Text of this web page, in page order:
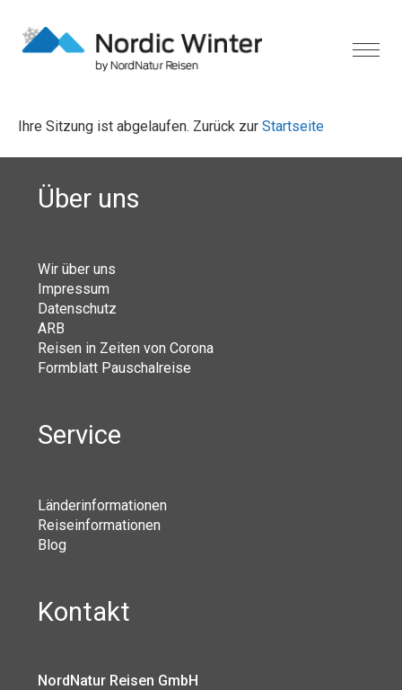
Ihre Sitzung ist abgelaufen. Zurück zur Startseite
Über uns
Wir über uns
Impressum
Datenschutz
ARB
Reisen in Zeiten von Corona
Formblatt Pauschalreise
Service
Länderinformationen
Reiseinformationen
Blog
Kontakt
NordNatur Reisen GmbH